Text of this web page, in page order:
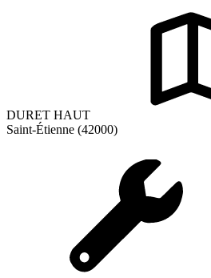
DURET HAUT
Saint-Étienne (42000)